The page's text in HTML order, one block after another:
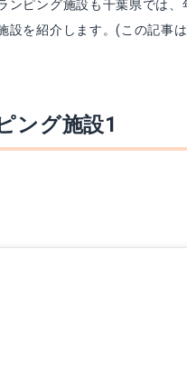
ンピング施設も千葉県では
設を紹介します。(この記事
ング施設1